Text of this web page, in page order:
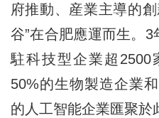
府推動、産業主導的
谷”在合肥應運而生。3
駐科技型企業超2500
50%的生物製造企業
的人工智能企業匯聚於